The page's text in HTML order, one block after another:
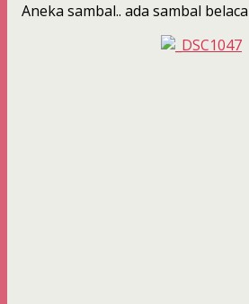
Aneka sambal.. ada sambal